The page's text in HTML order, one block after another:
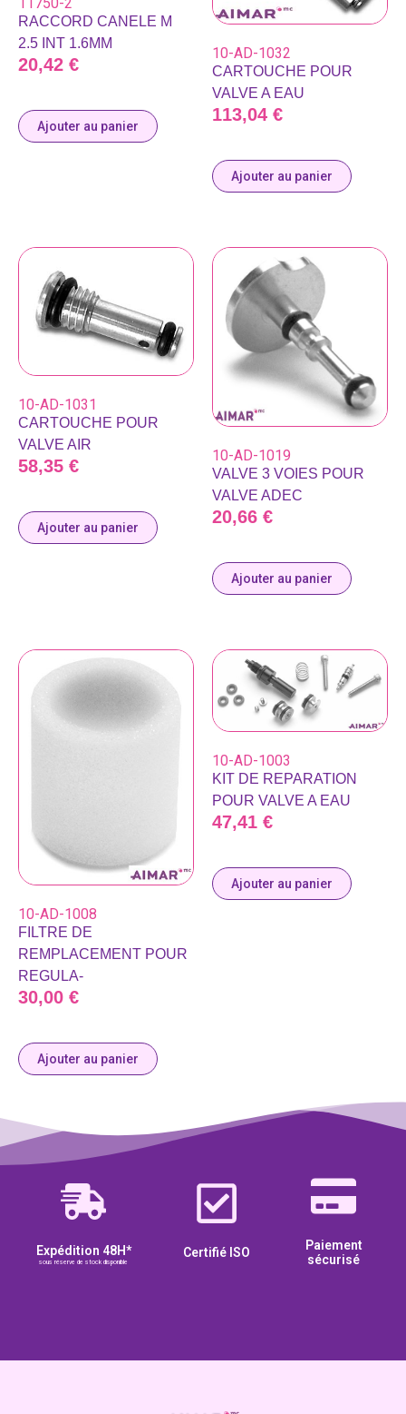
RACCORD CANELE M
2.5 INT 1.6MM
20,42 €
Ajouter au panier
10-AD-1032
CARTOUCHE POUR
VALVE A EAU
113,04 €
Ajouter au panier
10-AD-1031
CARTOUCHE POUR
VALVE AIR
58,35 €
Ajouter au panier
10-AD-1019
VALVE 3 VOIES POUR
VALVE ADEC
20,66 €
Ajouter au panier
10-AD-1008
FILTRE DE
REMPLACEMENT POUR
REGULA-
30,00 €
Ajouter au panier
10-AD-1003
KIT DE REPARATION
POUR VALVE A EAU
47,41 €
Ajouter au panier
Expédition 48H*
sous réserve de stock disponible
Certifié ISO
Paiement
sécurisé